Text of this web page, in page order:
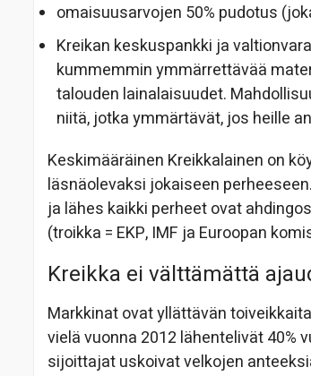
omaisuusarvojen 50% pudotus
Kreikan keskuspankki ja
kummemmin ymmärrettävää
talouden lainalaisuudet.
niitä, jotka ymmärtävät, jos heille
Keskimääräinen Kreikkalainen on
läsnäolevaksi jokaiseen
ja lähes kaikki perheet ovat
(troikka = EKP, IMF ja Euroopan
Kreikka ei välttämättä
Markkinat ovat yllättävän
vielä vuonna 2012 lähentelivät 40%
sijoittajat uskoivat velkojen